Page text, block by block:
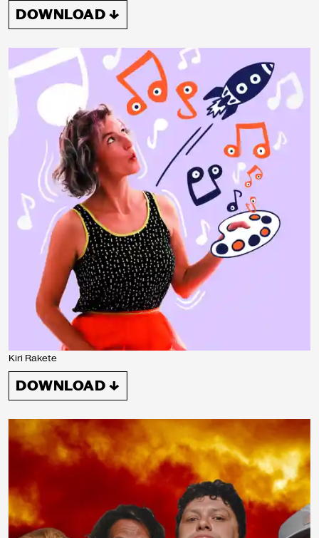
DOWNLOAD ↓
Kiri Rakete
DOWNLOAD ↓